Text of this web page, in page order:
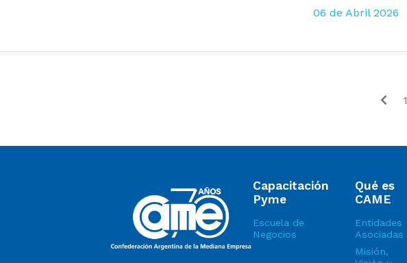
06 de Abril 2026
1
Capacitación
Pyme
Escuela de
Negocios
Qué es
CAME
Entidades
Asociadas
Misión,